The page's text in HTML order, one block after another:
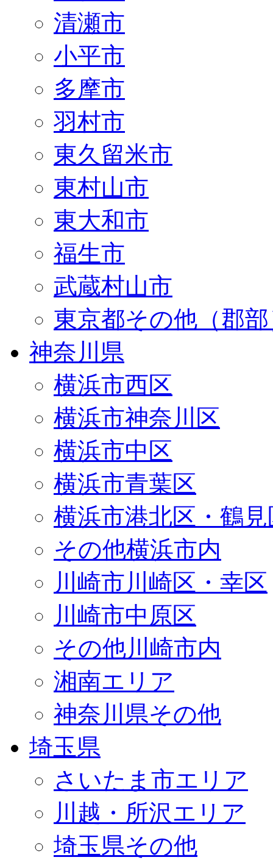
清瀬市
小平市
多摩市
羽村市
東久留米市
東村山市
東大和市
福生市
武蔵村山市
東京都その他（郡
神奈川県
横浜市西区
横浜市神奈川区
横浜市中区
横浜市青葉区
横浜市港北区・鶴見
その他横浜市内
川崎市川崎区・幸区
川崎市中原区
その他川崎市内
湘南エリア
神奈川県その他
埼玉県
さいたま市エリア
川越・所沢エリア
埼玉県その他